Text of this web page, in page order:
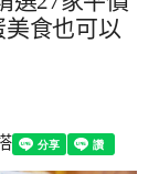
食也可以